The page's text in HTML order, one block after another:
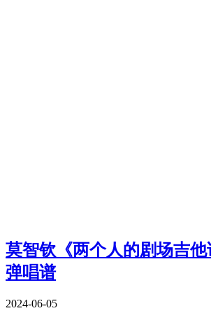
莫智钦《两个人的剧场吉
弹唱谱
2024-06-05